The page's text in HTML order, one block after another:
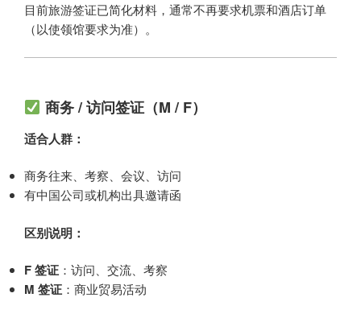
目前旅游签证已简化材料，通常不再要求机票和酒店订单
（以使领馆要求为准）。
商务 / 访问签证（M / F）
适合人群：
商务往来、考察、会议、访问
有中国公司或机构出具邀请函
区别说明：
F 签证 ：访问、交流、考察
M 签证 ：商业贸易活动